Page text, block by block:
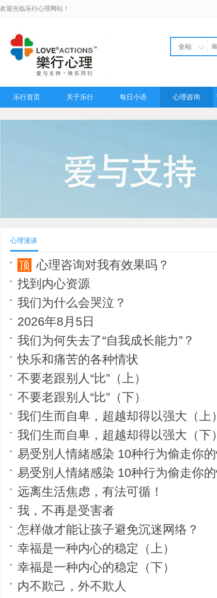
欢迎光临乐行心理网站！
全站
乐行首页 关于乐行 每日小语 心理咨询
心理漫谈
顶 心理咨询对我有效果吗？
找到内心资源
我们为什么会哭泣？
2026年8月5日
我们为何失去了“自我成长能力”？
快乐和痛苦的各种情状
不要老跟别人“比”（上）
不要老跟别人“比”（下）
我们生而自卑，超越却得以强大（上
我们生而自卑，超越却得以强大（下
易受別人情緒感染 10种行为偷走你
易受別人情緒感染 10种行为偷走你
远离生活焦虑，有法可循！
我，不再是受害者
怎样做才能让孩子避免沉迷网络？
幸福是一种内心的稳定（上）
幸福是一种内心的稳定（下）
内不欺己，外不欺人